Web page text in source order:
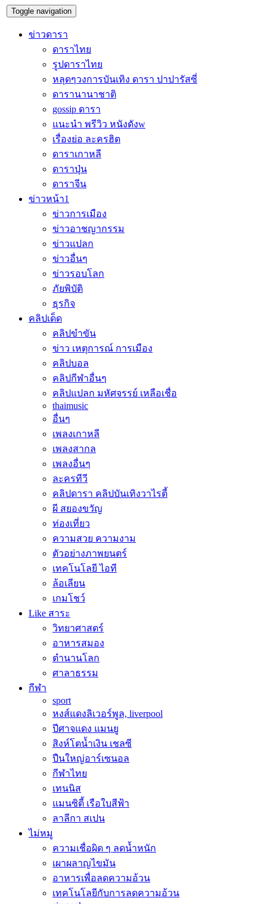
Toggle navigation
ข่าวดารา
ดาราไทย
รูปดาราไทย
หลุดๆวงการบันเทิง ดารา ปาปารัสซี่
ดารานานาชาติ
gossip ดารา
แนะนำ พรีวิว หนังดังw
เรื่องย่อ ละครฮิต
ดาราเกาหลี
ดาราปุ่น
ดาราจีน
ข่าวหน้า1
ข่าวการเมือง
ข่าวอาชญากรรม
ข่าวแปลก
ข่าวอื่นๆ
ข่าวรอบโลก
ภัยพิบัติ
ธุรกิจ
คลิปเด็ด
คลิปขำขัน
ข่าว เหตุการณ์ การเมือง
คลิปบอล
คลิปกีฬาอื่นๆ
คลิปแปลก มหัศจรรย์ เหลือเชื่อ
thaimusic
อื่นๆ
เพลงเกาหลี
เพลงสากล
เพลงอื่นๆ
ละครทีวี
คลิปดารา คลิปบันเทิงวาไรตี้
ผี สยองขวัญ
ท่องเที่ยว
ความสวย ความงาม
ตัวอย่างภาพยนตร์
เทคโนโลยี ไอที
ล้อเลียน
เกมโชว์
Like สาระ
วิทยาศาสตร์
อาหารสมอง
ตำนานโลก
ศาลาธรรม
กีฬา
sport
หงส์แดงลิเวอร์พูล, liverpool
ปีศาจแดง แมนยู
สิงห์โตน้ำเงิน เชลซี
ปืนใหญ่อาร์เซนอล
กีฬาไทย
เทนนิส
แมนซิตี้ เรือใบสีฟ้า
ลาลีกา สเปน
ไม่หมู
ความเชื่อผิด ๆ ลดน้ำหนัก
เผาผลาญไขมัน
อาหารเพื่อลดความอ้วน
เทคโนโลยีกับการลดความอ้วน